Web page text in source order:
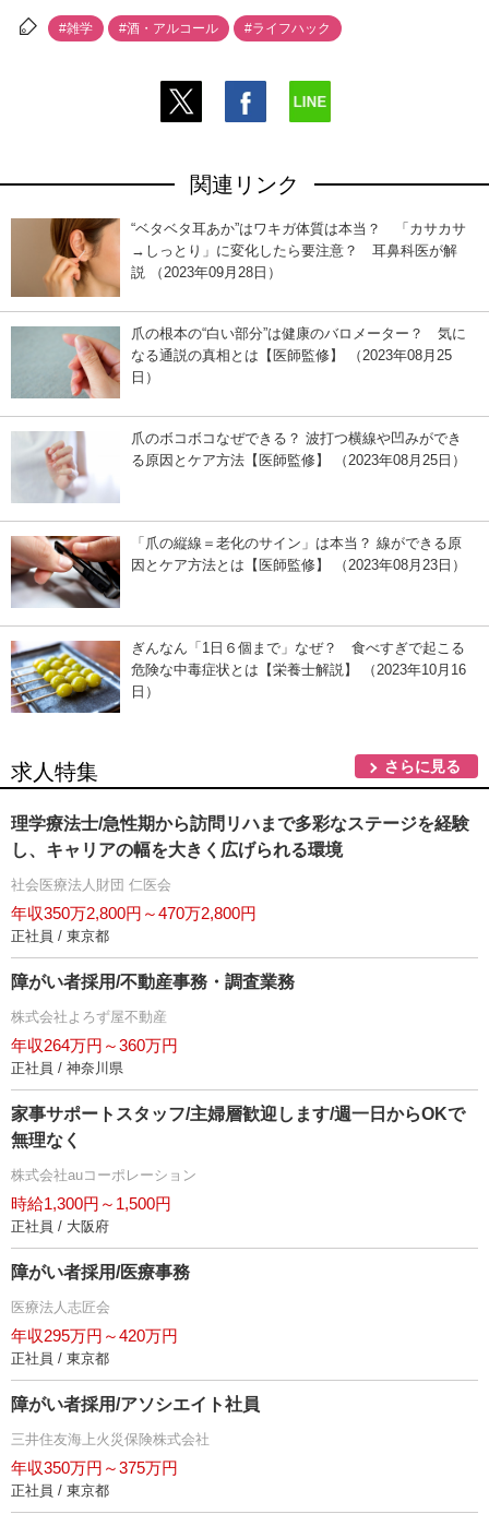
#雑学 #酒・アルコール #ライフハック
関連リンク
“ベタベタ耳あか”はワキガ体質は本当？ 「カサカサ
→しっとり」に変化したら要注意？ 耳鼻科医が解
説 （2023年09月28日）
爪の根本の“白い部分”は健康のバロメーター？ 気に
なる通説の真相とは【医師監修】 （2023年08月25
日）
爪のボコボコなぜできる？ 波打つ横線や凹みができ
る原因とケア方法【医師監修】 （2023年08月25日）
「爪の縦線＝老化のサイン」は本当？ 線ができる原
因とケア方法とは【医師監修】 （2023年08月23日）
ぎんなん「1日６個まで」なぜ？ 食べすぎで起こる
危険な中毒症状とは【栄養士解説】 （2023年10月16
日）
求人特集 さらに見る
理学療法士/急性期から訪問リハまで多彩なステージを経験
し、キャリアの幅を大きく広げられる環境
社会医療法人財団 仁医会
年収350万2,800円～470万2,800円
正社員 / 東京都
障がい者採用/不動産事務・調査業務
株式会社よろず屋不動産
年収264万円～360万円
正社員 / 神奈川県
家事サポートスタッフ/主婦層歓迎します/週一日からOKで
無理なく
株式会社auコーポレーション
時給1,300円～1,500円
正社員 / 大阪府
障がい者採用/医療事務
医療法人志匠会
年収295万円～420万円
正社員 / 東京都
障がい者採用/アソシエイト社員
三井住友海上火災保険株式会社
年収350万円～375万円
正社員 / 東京都